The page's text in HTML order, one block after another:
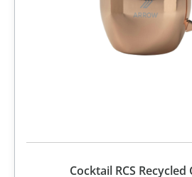
Cocktail RCS Recycled